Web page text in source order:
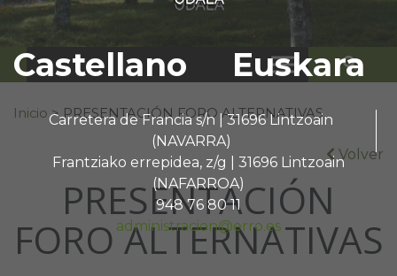
Castellano Euskara
Carretera de Francia s/n | 31696 Lintzoain
(NAVARRA)
Frantziako errepidea, z/g | 31696 Lintzoain
(NAFARROA)
948 76 80 11
administracion@erro.es
Buscar:
Inicio > PRESENTACIÓN FORO ALTERNATIVAS
Volver
PRESENTACIÓN
FORO ALTERNATIVAS